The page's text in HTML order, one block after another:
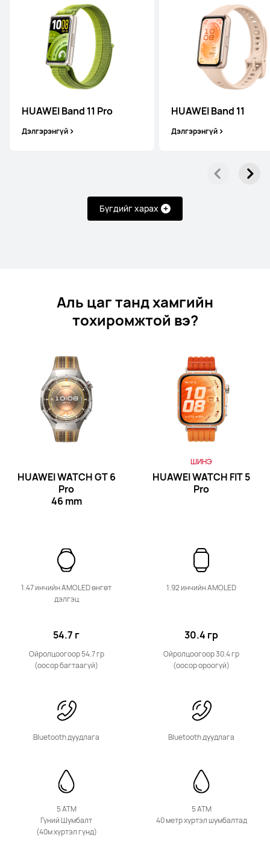
HUAWEI Band 11 Pro
Дэлгэрэнгүй
HUAWEI Band 11
Дэлгэрэнгүй
Бүгдийг харах
Дэлгэрэнгүй
HUAWEI WATCH FIT 4 Pro
Худалдан Авах
Худалдан Авах
Band цуврал
HUAWEI Band 11 Pro
Дэлгэрэнгүй
Аль цаг танд хамгийн
тохиромжтой вэ?
HUAWEI WATCH GT 6
Pro
46 mm
1.47 инчийн AMOLED өнгөт
дэлгэц
54.7 г
Ойролцоогоор 54.7 гр
(оосор багтаагүй)
Bluetooth дуудлага
5 ATM
Гүний Шумбалт
(40м хүртэл гүнд)
ШИНЭ
HUAWEI WATCH FIT 5
Pro
1.92 инчийн AMOLED
30.4 гр
Ойролцоогоор 30.4 гр
(оосор ороогүй)
Bluetooth дуудлага
5 ATM
40 метр хүртэл шумбалтад